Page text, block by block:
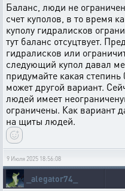
Баланс, люди не
счет куполов, в то время
куполу гидралисков
тут баланс отсуцтвует.
гидралисков или
следующий купол давал
придумайте какая степинь
может другой вариант.
людей имеет
ограничены. Как вариант
на щиты людей.
9 Июля 2025 18:56:08
_alegator74_